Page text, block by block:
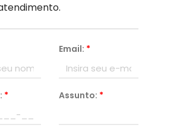
Email: *
* Assunto: *